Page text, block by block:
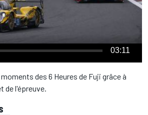
03:11
des 6 Heures de Fuji grâce à
de l'épreuve.